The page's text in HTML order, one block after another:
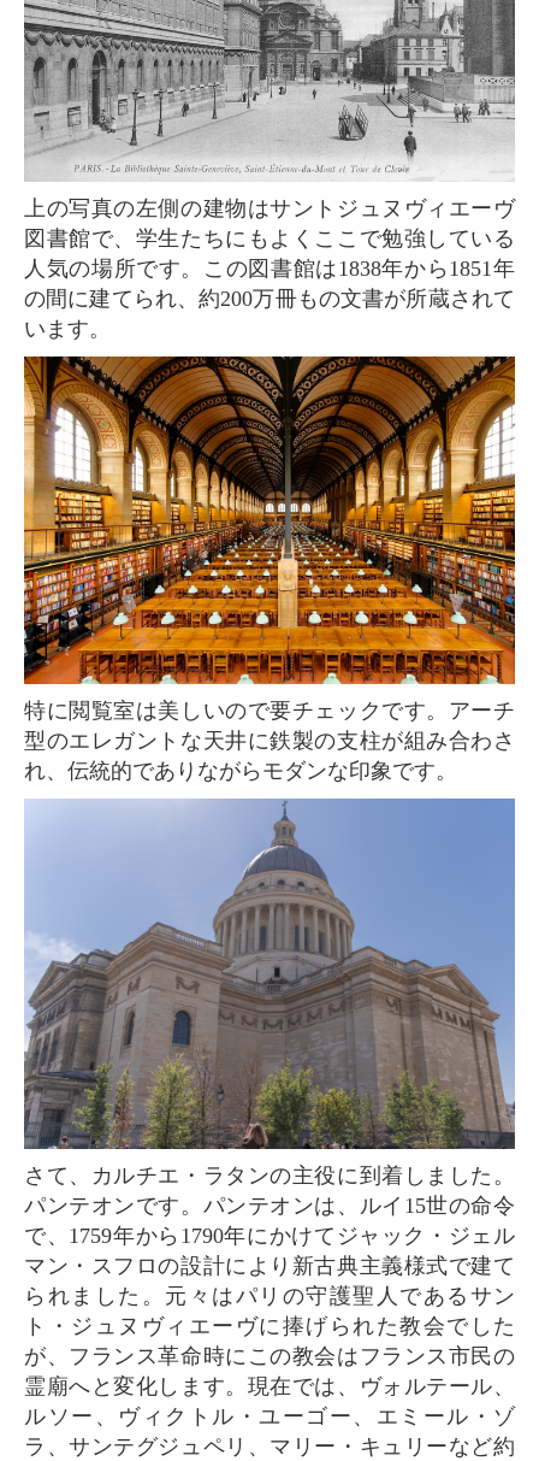
上の写真の左側の建物はサントジュヌヴィエーヴ
図書館で、学生たちにもよくここで勉強している
人気の場所です。この図書館は1838年から1851年
の間に建てられ、約200万冊もの文書が所蔵されて
います。
特に閲覧室は美しいので要チェックです。アーチ
型のエレガントな天井に鉄製の支柱が組み合わさ
れ、伝統的でありながらモダンな印象です。
さて、カルチエ・ラタンの主役に到着しました。
パンテオンです。パンテオンは、ルイ15世の命令
で、1759年から1790年にかけてジャック・ジェル
マン・スフロの設計により新古典主義様式で建て
られました。元々はパリの守護聖人であるサン
ト・ジュヌヴィエーヴに捧げられた教会でした
が、フランス革命時にこの教会はフランス市民の
霊廟へと変化します。現在では、ヴォルテール、
ルソー、ヴィクトル・ユーゴー、エミール・ゾ
ラ、サンテグジュペリ、マリー・キュリーなど約